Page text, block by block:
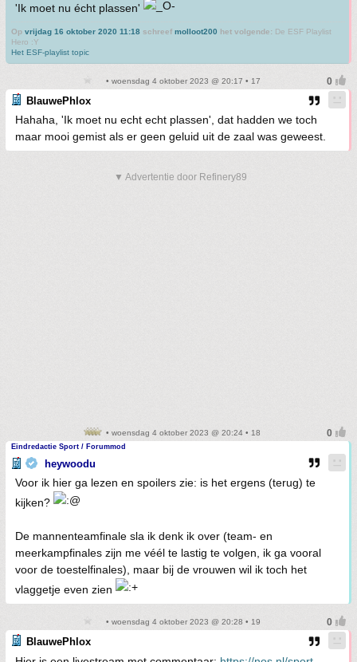
'Ik moet nu écht plassen'
Op vrijdag 16 oktober 2020 11:18 schreef molloot200 het volgende: De ESF Playlist
Hero :Y
Het ESF-playlist topic
• woensdag 4 oktober 2023 @ 20:17 • 17
BlauwePhlox
Hahaha, 'Ik moet nu echt echt plassen', dat hadden we toch
maar mooi gemist als er geen geluid uit de zaal was geweest.
▼ Advertentie door Refinery89
• woensdag 4 oktober 2023 @ 20:24 • 18
Eindredactie Sport / Forummod
heywoodu
Voor ik hier ga lezen en spoilers zie: is het ergens (terug) te
kijken?
De mannenteamfinale sla ik denk ik over (team- en
meerkampfinales zijn me véél te lastig te volgen, ik ga vooral
voor de toestelfinales), maar bij de vrouwen wil ik toch het
vlaggetje even zien
• woensdag 4 oktober 2023 @ 20:28 • 19
BlauwePhlox